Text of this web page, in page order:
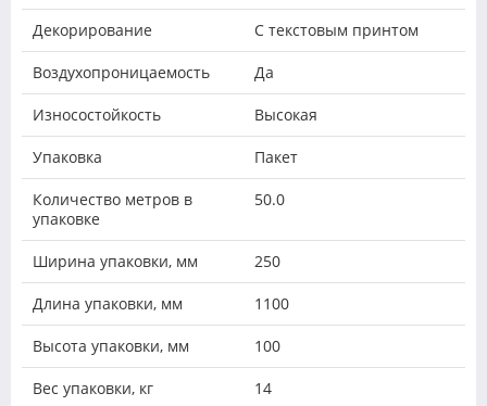
Декорирование С текстовым принтом
Воздухопроницаемость Да
Износостойкость Высокая
Упаковка Пакет
Количество метров в
упаковке
50.0
Ширина упаковки, мм 250
Длина упаковки, мм 1100
Высота упаковки, мм 100
Вес упаковки, кг 14